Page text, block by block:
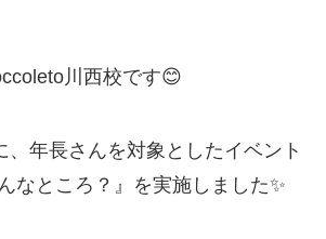
川西校です😊
、年長さんを対象としたイベント
なところ？』を実施しました✨